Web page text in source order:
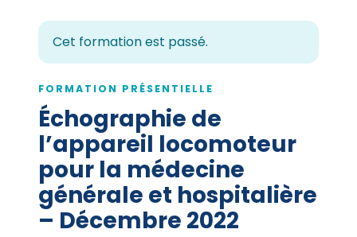
Cet formation est passé.
FORMATION PRÉSENTIELLE
Échographie de
l’appareil locomoteur
pour la médecine
générale et hospitalière
– Décembre 2022